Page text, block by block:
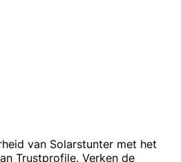
van Solarstunter met het
Trustprofile. Verken de